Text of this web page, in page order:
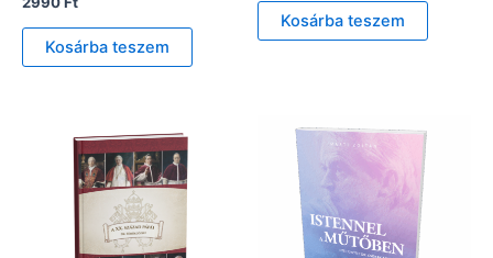
Kosárba teszem
Kosárba teszem